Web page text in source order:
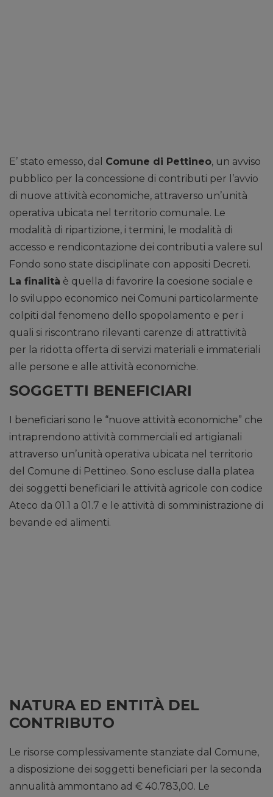
E’ stato emesso, dal Comune di Pettineo, un avviso
pubblico per la concessione di contributi per l’avvio
di nuove attività economiche, attraverso un’unità
operativa ubicata nel territorio comunale. Le
modalità di ripartizione, i termini, le modalità di
accesso e rendicontazione dei contributi a valere sul
Fondo sono state disciplinate con appositi Decreti.
La finalità è quella di favorire la coesione sociale e
lo sviluppo economico nei Comuni particolarmente
colpiti dal fenomeno dello spopolamento e per i
quali si riscontrano rilevanti carenze di attrattività
per la ridotta offerta di servizi materiali e immateriali
alle persone e alle attività economiche.
SOGGETTI BENEFICIARI
I beneficiari sono le “nuove attività economiche” che
intraprendono attività commerciali ed artigianali
attraverso un’unità operativa ubicata nel territorio
del Comune di Pettineo. Sono escluse dalla platea
dei soggetti beneficiari le attività agricole con codice
Ateco da 01.1 a 01.7 e le attività di somministrazione di
bevande ed alimenti.
NATURA ED ENTITÀ DEL
CONTRIBUTO
Le risorse complessivamente stanziate dal Comune,
a disposizione dei soggetti beneficiari per la seconda
annualità ammontano ad € 40.783,00. Le